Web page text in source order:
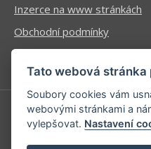
Inzerce na www stránkách
Obchodní podmínky
Ochrana osobních údajů
Příhlášení | Registrace
Tato webová stránka
Soubory cookies vám
webovými stránkami a
vylepšovat. Nastavení